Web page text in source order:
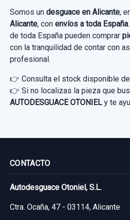
usado.
MAZDA 5 BERL. (CR) 2.0
(105KW)
Garantía 1 año
Ref:932119
40,00 €
Somos un desguace en Alicante,
Alicante, con envíos a toda España
de toda España pueden comprar
con la tranquilidad de contar con
profesional.
👉 Consulta el stock disponible
👉 Si no localizas la pieza que
AUTODESGUACE OTONIELy te
CONTACTO
Autodesguace Otoniel, S.L.
Ctra. Ocaña, 47 - 03114, Alicante